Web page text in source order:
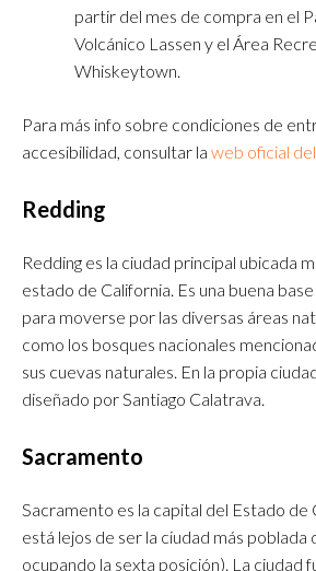
partir del mes de compra en el
Volcánico Lassen y el Área
Whiskeytown.
Para más info sobre condiciones de
accesibilidad, consultar la web oficial
Redding
Redding es la ciudad principal ubicada
estado de California. Es una buena
para moverse por las diversas áreas
como los bosques nacionales
sus cuevas naturales. En la propia
diseñado por Santiago Calatrava.
Sacramento
Sacramento es la capital del Estado de
está lejos de ser la ciudad más poblada
ocupando la sexta posición). La ciudad